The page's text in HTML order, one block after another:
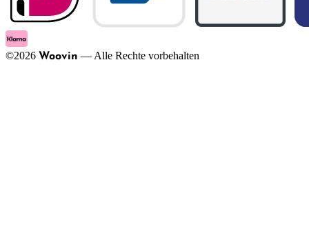
©2026 Woovin — Alle Rechte vorbehalten